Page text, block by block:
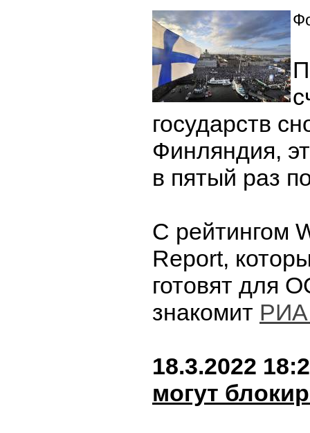
государств
Финляндия,
в пятый раз
С рейтингом
Report,
готовят для
знакомит РИА
18.3.2022
могут